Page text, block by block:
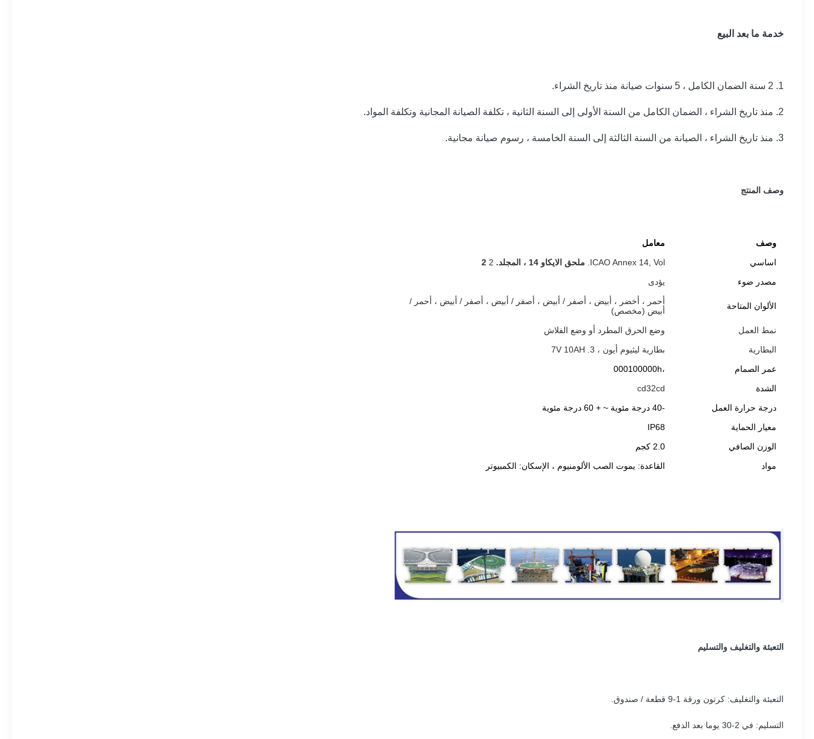
خدمة ما بعد البيع
1. 2 سنة الضمان الكامل ، 5 سنوات صيانة منذ تاريخ الشراء.
2. منذ تاريخ الشراء ، الضمان الكامل من السنة الأولى إلى السنة الثانية ، تكلفة الصيانة المجانية وتكلفة المواد.
3. منذ تاريخ الشراء ، الصيانة من السنة الثالثة إلى السنة الخامسة ، رسوم صيانة مجانية.
وصف المنتج
وصف
معامل
اساسي
ICAO Annex 14, Vol. ملحق الايكاو 14 ، المجلد. 2
2
مصدر ضوء
يؤدى
الألوان المتاحة
أحمر ، أخضر ، أبيض ، أصفر / أبيض ، أصفر / أبيض ، أصفر / أبيض ، أحمر /
أبيض (مخصص)
نمط العمل
وضع الحرق المطرد أو وضع الفلاش
البطارية
بطارية ليثيوم أيون ، 3. 7V 10AH
عمر الصمام
،000100000h
الشدة
cd32cd
درجة حرارة العمل
-40 درجة مئوية ~ + 60 درجة مئوية
معيار الحماية
IP68
الوزن الصافي
2.0 كجم
مواد
القاعدة: يموت الصب الألومنيوم ، الإسكان: الكمبيوتر
التعبئة والتغليف والتسليم
التعبئة والتغليف: كرتون ورقة 1-9 قطعة / صندوق.
التسليم: في 2-30 يوما بعد الدفع.